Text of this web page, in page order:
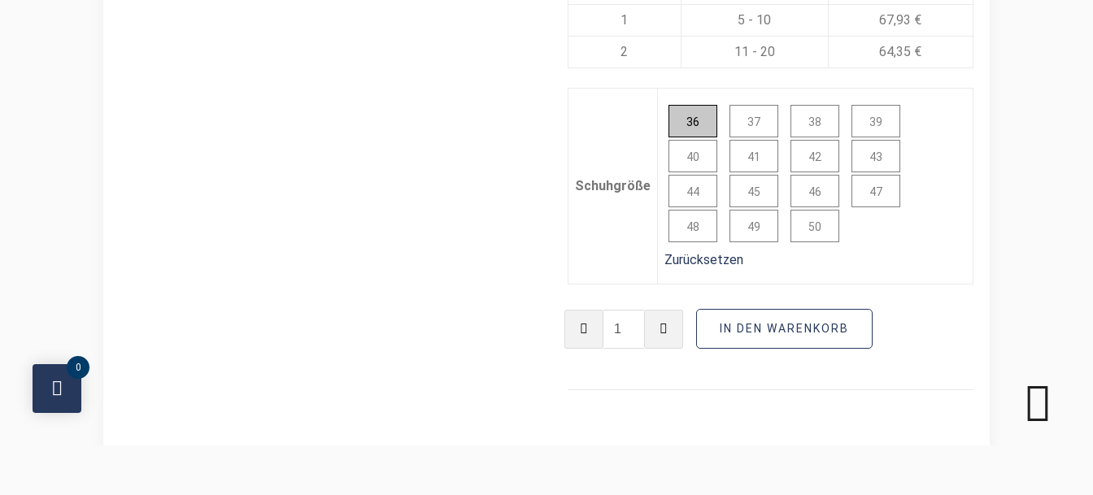
1 5 - 10 67,93 €
2 11 - 20 64,35 €
Schuhgröße
36 37 38 39
40 41 42 43
44 45 46 47
48 49 50
Zurücksetzen
IN DEN WARENKORB
0